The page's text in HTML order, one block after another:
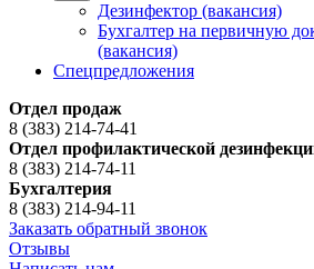
Дезинфектор (вакансия)
Бухгалтер на первичную
(вакансия)
Спецпредложения
Отдел продаж
8 (383) 214-74-41
Отдел профилактической
8 (383) 214-74-11
Бухгалтерия
8 (383) 214-94-11
Заказать обратный звонок
Отзывы